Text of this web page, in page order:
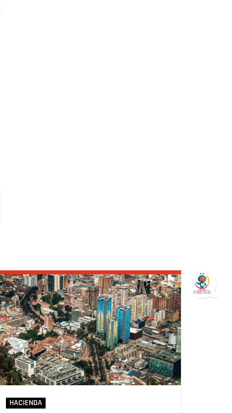
HACIENDA